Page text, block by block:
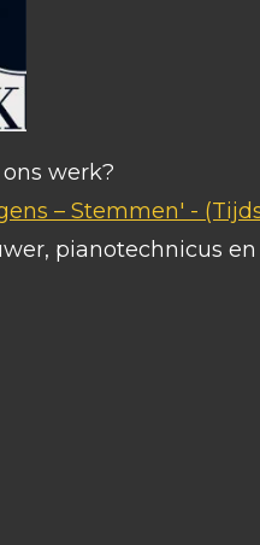
werk?
– Stemmen' -
pianotechnicus